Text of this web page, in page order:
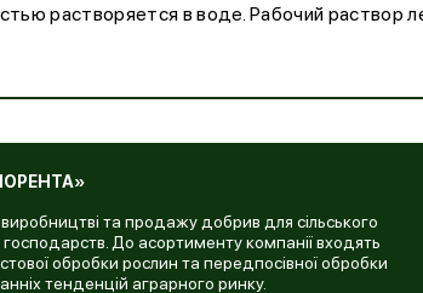
растворяется в воде. Рабочий раствор
та продажу добрив для сільського
До асортименту компанії входять
обробки рослин та передпосівної обробки
тенденцій аграрного ринку.